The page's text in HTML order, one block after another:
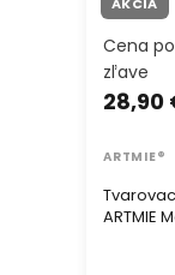
ARTMIE
Cena po
zľave
28,90
ARTMIE®